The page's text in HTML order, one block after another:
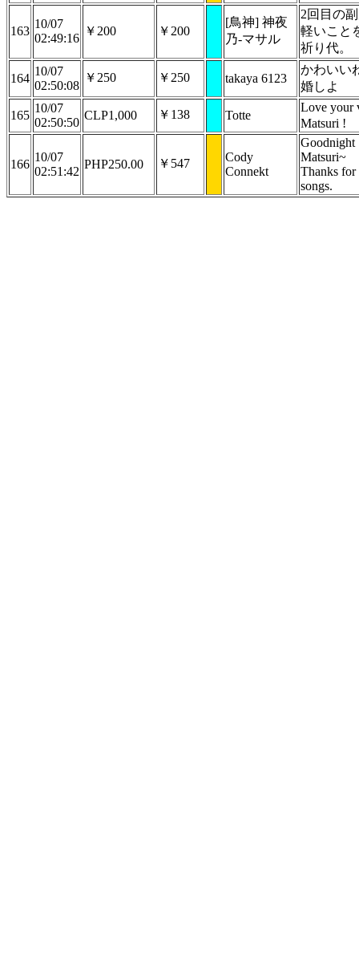
163
10/07
02:49:16
￥200 ￥200
[鳥神] 神夜
乃-マサル
2回目の
軽いこと
祈り代。
164
10/07
02:50:08
￥250 ￥250 takaya 6123
かわいい
婚しよ
165
10/07
02:50:50
CLP1,000 ￥138 Totte
Love your
Matsuri !
166
10/07
02:51:42
PHP250.00 ￥547
Cody
Connekt
Goodnight
Matsuri~
Thanks for
songs.